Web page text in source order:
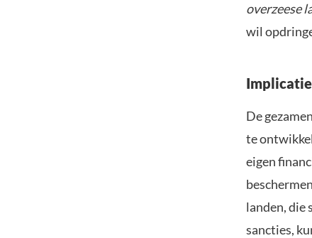
overzeese
wil
De
te
eigen
landen, die
sancties,